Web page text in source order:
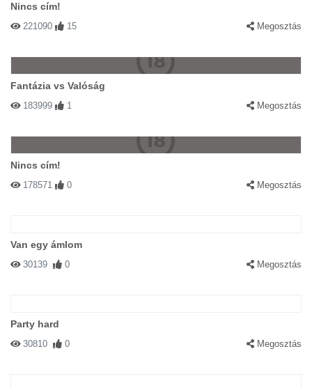
Nincs cím!
221090 15 Megosztás
Fantázia vs Valóság
183999 1 Megosztás
Nincs cím!
178571 0 Megosztás
Van egy ámlom
30139 0 Megosztás
Party hard
30810 0 Megosztás